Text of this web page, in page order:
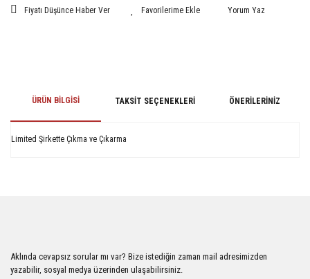
Fiyatı Düşünce Haber Ver Yorum Yaz
ÜRÜN BILGISI TAKSIT SEÇENEKLERI ÖNERILERINIZ
Limited Şirkette Çıkma ve Çıkarma
Ürün açıklamasında eksik bilgiler bulunuyor.
Aklında cevapsız sorular mı var? Bize istediğin zaman mail adresimizden
yazabilir, sosyal medya üzerinden ulaşabilirsiniz.